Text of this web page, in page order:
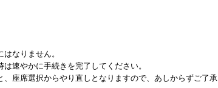
なりません。
速やかに手続きを完了してください。
座席選択からやり直しとなりますので、あしからずご了承